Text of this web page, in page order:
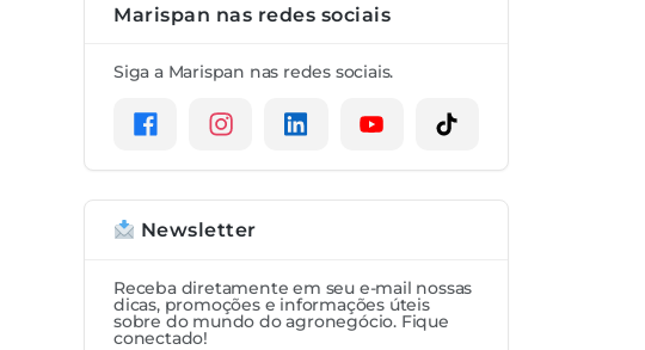
Marispan nas redes sociais
Siga a Marispan nas redes sociais.
Newsletter
Receba diretamente em seu e-mail nossas
dicas, promoções e informações úteis
sobre do mundo do agronegócio. Fique
conectado!